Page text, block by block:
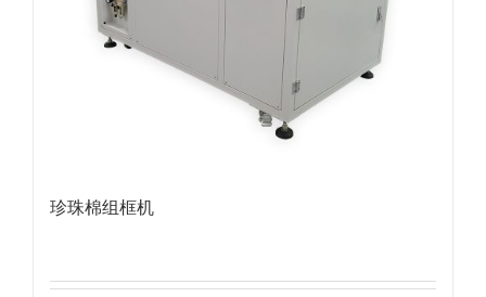
珍珠棉组框机